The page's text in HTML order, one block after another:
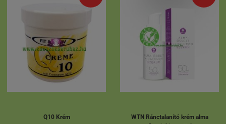
Q10 Krém
WTN Ránctalanító krém alma